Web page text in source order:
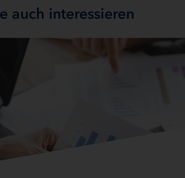
auch interessieren